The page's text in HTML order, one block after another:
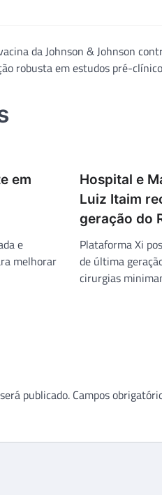
da Johnson & Johnson
robusta em estudos pré-
em
e
melhorar
Hospital e
Luiz Itaim
geração do
Plataforma Xi
de última
cirurgias
publicado. Campos